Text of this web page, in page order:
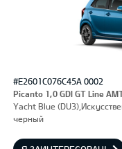
#E2601C076C45A 0002
Picanto 1,0 GDI GT Line
Yacht Blue
черный